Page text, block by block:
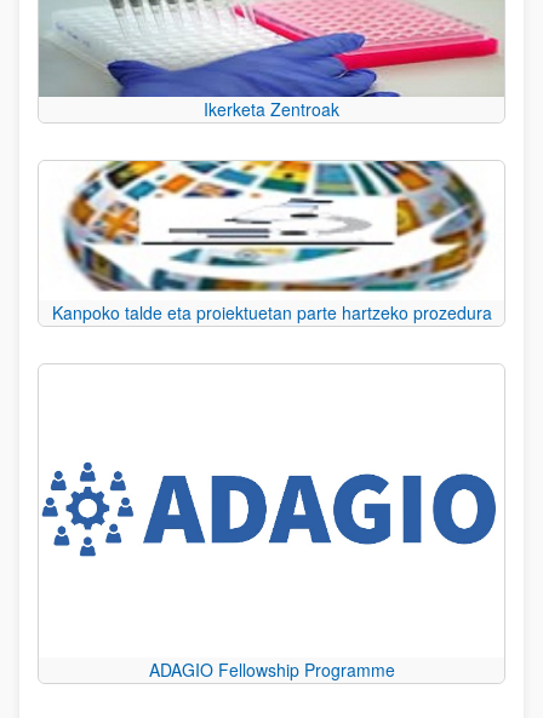
Ikerketa Zentroak
Kanpoko talde eta proiektuetan parte hartzeko prozedura
ADAGIO Fellowship Programme